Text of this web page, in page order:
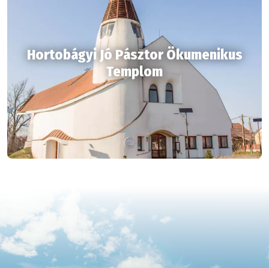
Hortobágyi Jó Pásztor Ökumenikus
Templom